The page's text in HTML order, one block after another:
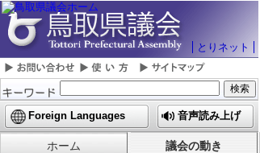
とりネット
Foreign Languages 音声読み上げ
ホーム 議会の動き